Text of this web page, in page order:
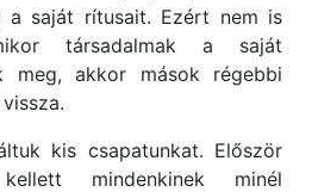
a saját rítusait. Ezért nem is
társadalmak a saját
meg, akkor mások régebbi
kis csapatunkat. Először
mindenkinek minél